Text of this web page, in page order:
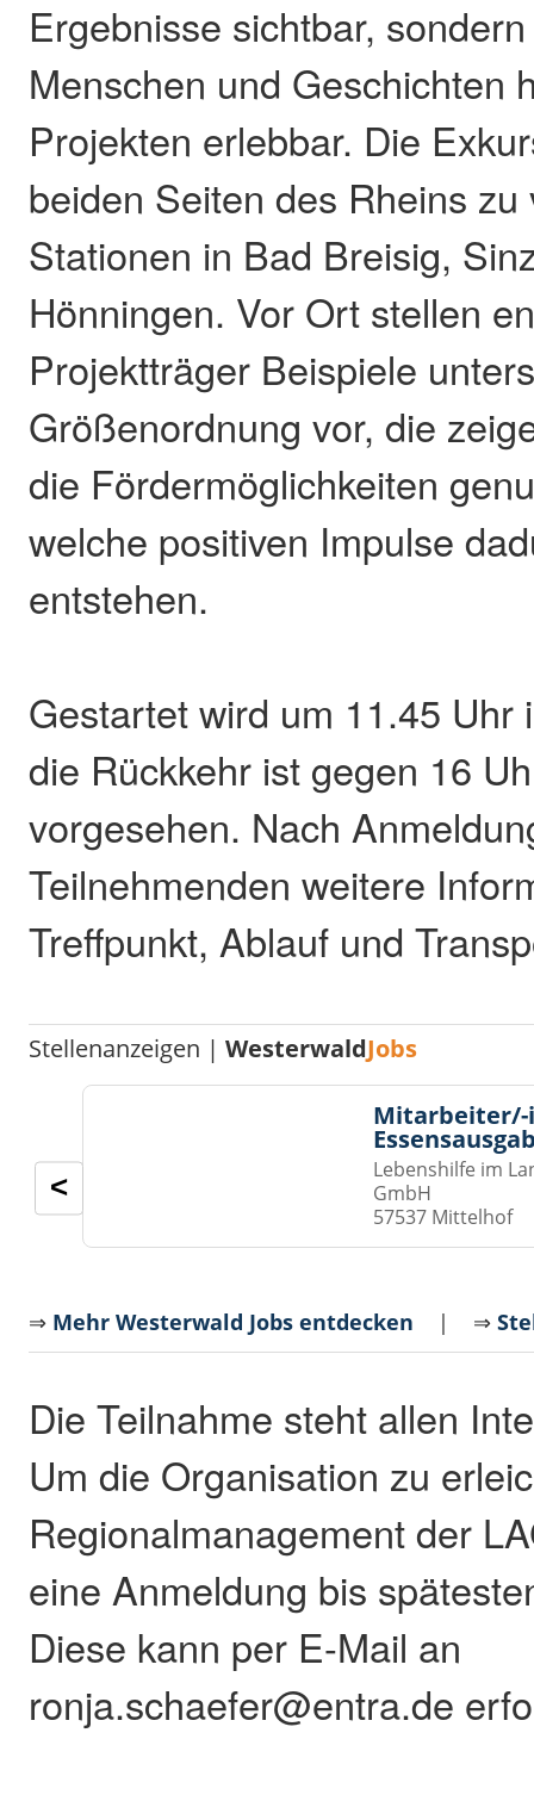
Ergebnisse sichtbar,
Menschen und Geschichten
Projekten erlebbar. Die
beiden Seiten des Rheins
Stationen in Bad Breisig,
Hönningen. Vor Ort stellen
Projektträger Beispiele
Größenordnung vor, die
die Fördermöglichkeiten
welche positiven Impulse
entstehen.
Gestartet wird um 11.45 Uhr
die Rückkehr ist gegen 16
vorgesehen. Nach
Teilnehmenden weitere
Treffpunkt, Ablauf und
Stellenanzeigen |WesterwaldJobs
Lebenshilfe im
GmbH
57537 Mittelhof
<
⇒ Mehr Westerwald Jobs entdecken | ⇒
Die Teilnahme steht allen
Um die Organisation zu
Regionalmanagement der
eine Anmeldung bis
Diese kann per E-Mail an
ronja.schaefer@entra.de